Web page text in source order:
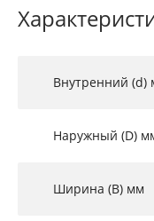
Внутренний (d)
Наружный (D)
Ширина (B) мм